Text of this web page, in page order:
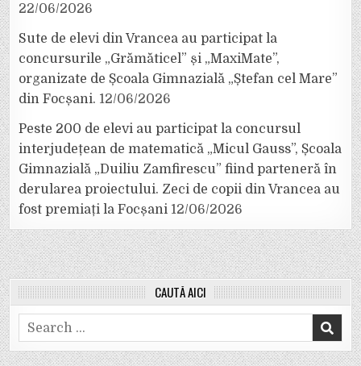
22/06/2026
Sute de elevi din Vrancea au participat la
concursurile „Grămăticel” și „MaxiMate”,
organizate de Școala Gimnazială „Ștefan cel Mare”
din Focșani. 12/06/2026
Peste 200 de elevi au participat la concursul
interjudețean de matematică „Micul Gauss”, Școala
Gimnazială „Duiliu Zamfirescu” fiind parteneră în
derularea proiectului. Zeci de copii din Vrancea au
fost premiați la Focșani 12/06/2026
CAUTĂ AICI
Search
for: